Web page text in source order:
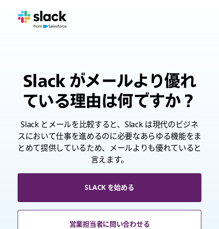
Slack がメールより優れ
ている理由は何ですか？
Slack とメールを比較すると、Slack は現代のビジネ
スにおいて仕事を進めるのに必要なあらゆる機能をま
とめて提供しているため、メールよりも優れていると
言えます。
SLACK を始める
営業担当者に問い合わせる